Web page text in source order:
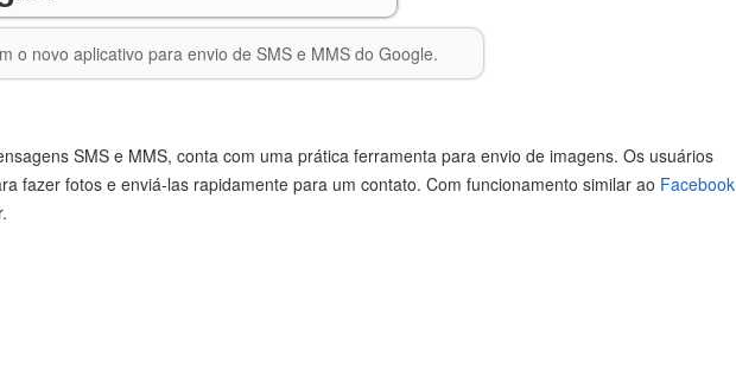
o novo aplicativo para envio de SMS e MMS do Google.
SMS e MMS, conta com uma prática ferramenta para envio de imagens. Os usuários
fazer fotos e enviá-las rapidamente para um contato. Com funcionamento similar ao Facebook